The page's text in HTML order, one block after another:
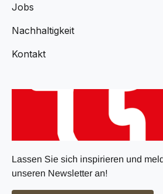
Jobs
Nachhaltigkeit
Kontakt
Lassen Sie sich inspirieren und
unseren Newsletter an!